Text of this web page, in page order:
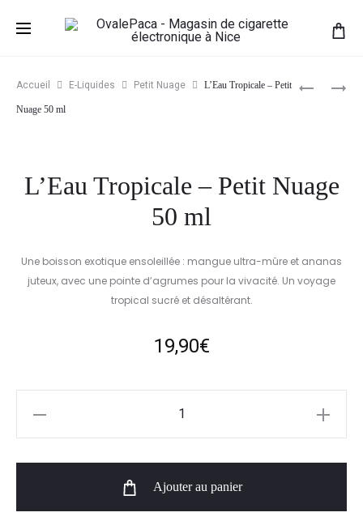
50
ML
NUAGE
50
Accueil E-Liquides Petit Nuage L’Eau Tropicale – Petit
Nuage 50 ml
L’Eau Tropicale – Petit Nuage
50 ml
Une boisson exotique ensoleillée : mangue ultra-mûre et ananas
juteux, avec une pointe d’agrumes pour la vivacité. Un voyage
tropical sucré et désaltérant.
19,90€
Ajouter au panier